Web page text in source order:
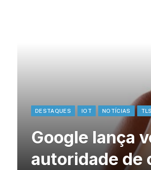
DESTAQUES IOT NOTÍCIAS
Google lança
autoridade de